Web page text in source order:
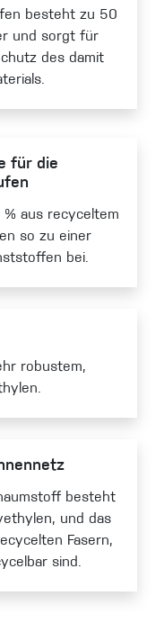
besteht zu 50
und sorgt für
des damit
für die
% aus recyceltem
so zu einer
bei.
robustem,
besteht
und das
Fasern,
sind.